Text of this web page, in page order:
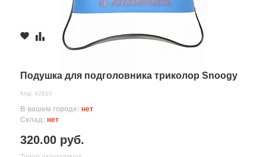
Подушка для подголовника триколор Snoogy
Код: 42810
В вашем городе: нет
Склад: нет
320.00 руб.